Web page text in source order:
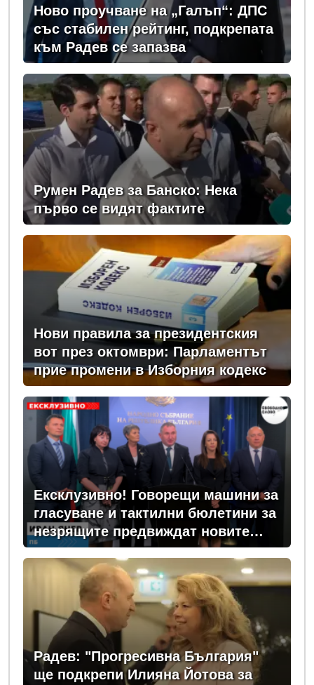
Ново проучване на „Галъп“: ДПС
със стабилен рейтинг, подкрепата
към Радев се запазва
Румен Радев за Банско: Нека
първо се видят фактите
Нови правила за президентския
вот през октомври: Парламентът
прие промени в Изборния кодекс
Ексклузивно! Говорещи машини за
гласуване и тактилни бюлетини за
незрящите предвиждат новите
изборни правила! (ВИДЕО)
Радев: "Прогресивна България"
ще подкрепи Илияна Йотова за